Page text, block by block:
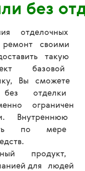
без
отделочных
своими
такую
базовой
Вы сможете
отделки
ограничен
Внутреннюю
по мере
продукт,
для людей